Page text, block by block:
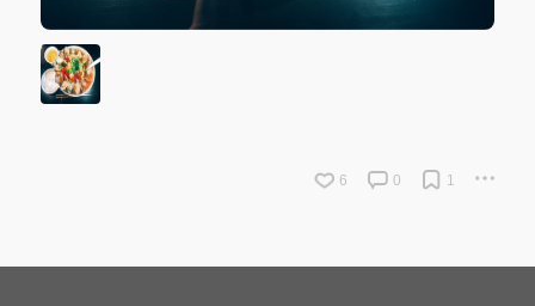
6 0 1